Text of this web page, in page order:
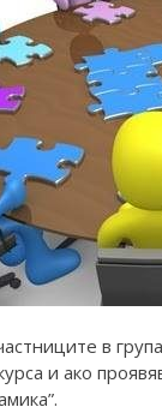
в
и ако